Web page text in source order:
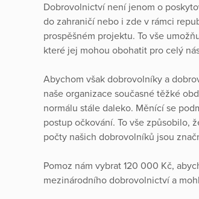
Dobrovolnictví není jenom o
do zahraničí nebo i zde v rámci
prospěšném projektu. To vše
které jej mohou obohatit pro celý
Abychom však dobrovolníky a
naše organizace současné těžké
normálu stále daleko. Měnící se
postup očkování. To vše způsobilo,
počty našich dobrovolníků jsou
Pomoz nám vybrat 120 000 Kč,
mezinárodního dobrovolnictví a